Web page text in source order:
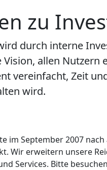
zu
durch interne
allen
vereinfacht, Zeit
wird.
im September 2007
Wir erweitern unsere
Services. Bitte